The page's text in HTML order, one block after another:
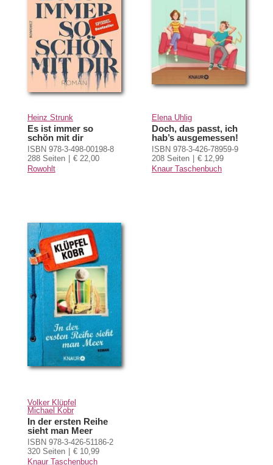
Heinz Strunk
Es ist immer so
schön mit dir
ISBN 978-3-498-00198-8
288 Seiten
€ 22,00
Rowohlt
Elena Uhlig
Doch, das passt, ich
hab’s ausgemessen!
ISBN 978-3-426-78959-9
208 Seiten
€ 12,99
Knaur Taschenbuch
Volker Klüpfel
Michael Kobr
In der ersten Reihe
sieht man Meer
ISBN 978-3-426-51186-2
320 Seiten
€ 10,99
Knaur Taschenbuch